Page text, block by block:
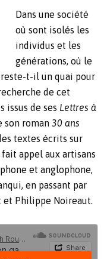
Dans une société
où sont isolés les
individus et les
générations, où le
t-il un quai pour
de cet
issus de ses Lettres à
son roman 30 ans
textes écrits sur
appel aux artisans
et anglophone,
en passant par
et Philippe Noireaut.